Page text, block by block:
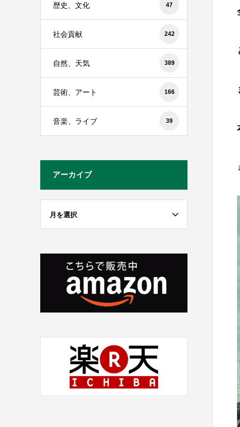
歴史、文化 47
社会貢献 242
自然、天気 389
芸術、アート 166
音楽、ライブ 39
アーカイブ
月を選択